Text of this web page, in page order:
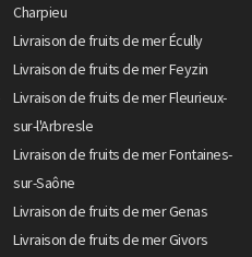
Charpieu
Livraison de fruits de mer Écully
Livraison de fruits de mer Feyzin
Livraison de fruits de mer Fleurieux-
sur-l'Arbresle
Livraison de fruits de mer Fontaines-
sur-Saône
Livraison de fruits de mer Genas
Livraison de fruits de mer Givors